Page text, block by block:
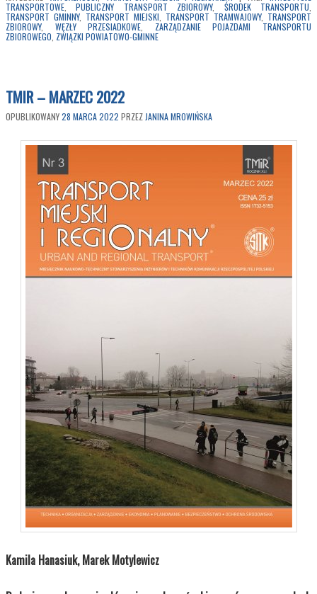
TRANSPORTOWE ,PUBLICZNY TRANSPORT ZBIOROWY, ŚRODEK TRANSPORTU
TRANSPORT GMINNY, TRANSPORT MIEJSKI TRANSPORT TRAMWAJOWY, TRANSPORT
ZBIOROWY, WĘZŁY PRZESIADKOWE
ZARZĄDZANIE POJAZDAMI TRANSPORTU
ZBIOROWEGO ZWIĄZKI POWIATOWO-GMINNE
TMIR – MARZEC 2022
OPUBLIKOWANY28 MARCA 2022 PRZEZ JANINA MROWIŃSKA
Kamila Hanasiuk, Marek Motylewicz